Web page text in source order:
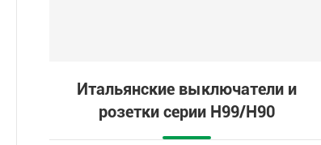
Итальянские выключатели и
розетки серии H99/H90